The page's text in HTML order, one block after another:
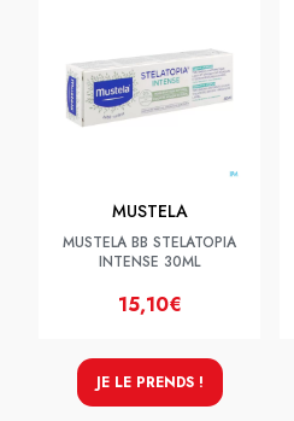
MUSTELA
MUSTELA BB STELATOPIA
INTENSE 30ML
15,10€
JE LE PRENDS !